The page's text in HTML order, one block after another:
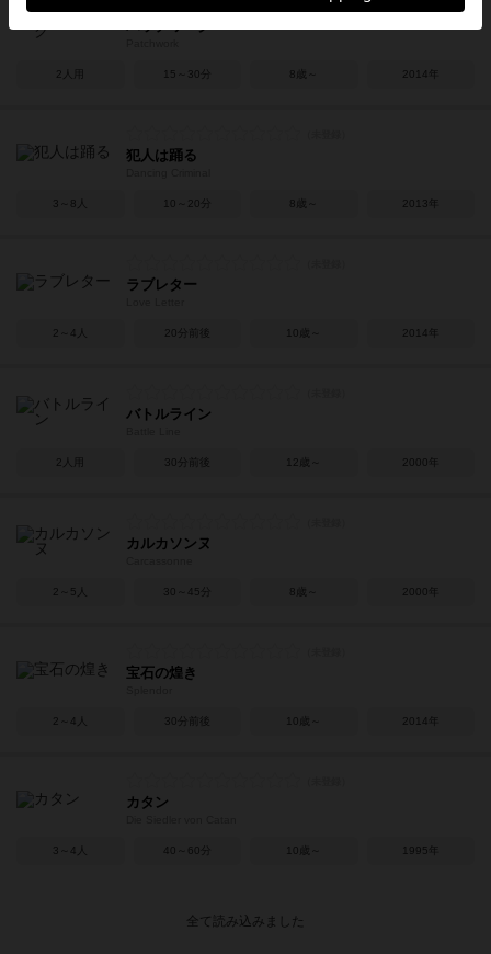
パッチワーク
2人用 15～30分 8歳～ 2014年
犯人は踊る
3～8人 10～20分 8歳～ 2013年
ラブレター
2～4人 20分前後 10歳～ 2014年
バトルライン
2人用 30分前後 12歳～ 2000年
カルカソンヌ
2～5人 30～45分 8歳～ 2000年
宝石の煌き
2～4人 30分前後 10歳～ 2014年
カタン
3～4人 40～60分 10歳～ 1995年